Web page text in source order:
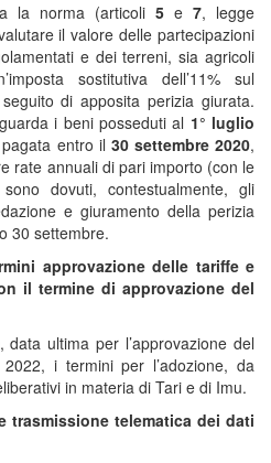
la norma (articoli 5 e 7, legge
il valore delle partecipazioni
e dei terreni, sia agricoli
sostitutiva dell’11% sul
di apposita perizia giurata.
i beni posseduti al 1° luglio
entro il 30 settembre 2020,
rate annuali di pari importo (con le
dovuti, contestualmente, gli
e giuramento della perizia
30 settembre.
approvazione delle tariffe e
il termine di approvazione del
, data ultima per l’approvazione del
i termini per l’adozione, da
in materia di Tari e di Imu.
trasmissione telematica dei dati